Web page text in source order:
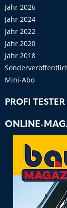
Jahr 2026
Jahr 2024
Jahr 2022
Jahr 2020
Jahr 2018
Mini-Abo
PROFI TESTER
ONLINE-